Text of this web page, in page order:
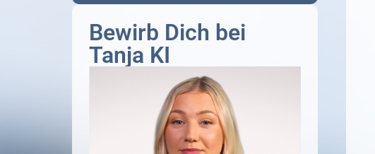
Bewirb Dich bei
Tanja KI